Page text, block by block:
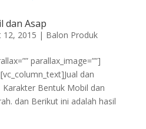
dan Asap
12, 2015 | Balon Produk
parallax_image=””]
dan
Bentuk Mobil dan
dan Berikut ini adalah hasil